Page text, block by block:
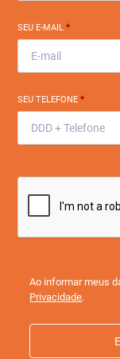
SEU E-MAIL*
SEU TELEFONE*
Ao informar meus
Privacidade.